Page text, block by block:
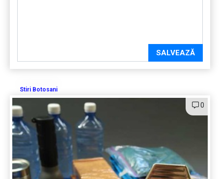
SALVEAZĂ
Stiri Botosani
0